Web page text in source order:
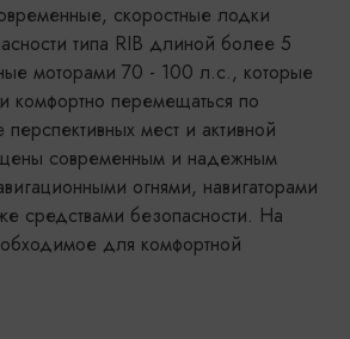
скоростные лодки
типа RIB длиной более 5
моторами 70 - 100 л.с., которые
комфортно перемещаться по
мест и активной
современным и надежным
огнями, навигаторами
средствами безопасности. На
для комфортной